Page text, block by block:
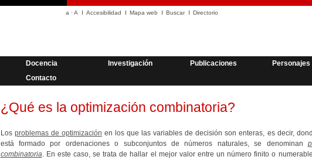
a ·A Accesibilidad Mapa web Buscar Directorio
Docencia Investigación Publicaciones
Personajes
Contacto
¿Qué es la optimización combinatoria?
Los problemas de optimización en los que las variables de decisión son enteras, es decir,
está formado por ordenaciones o subconjuntos de números naturales, se denominan
combinatoria. En este caso, se trata de hallar el mejor valor entre un número finito o